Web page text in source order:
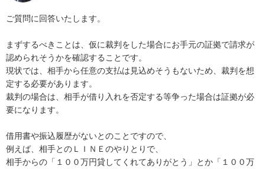
ご質問に回答いたします。
まずするべきことは、仮に裁判をした場合にお手元の証拠で請求が
認められそうかを確認することです。
現状では、相手から任意の支払は見込めそうもないため、裁判を想
定する必要があります。
裁判の場合は、相手が借り入れを否定する等争った場合は証拠が必
要になります。
借用書や振込履歴がないとのことですので、
例えば、相手とのＬＩＮＥのやりとりで、
相手からの「１００万円貸してくれてありがとう」とか「１００万